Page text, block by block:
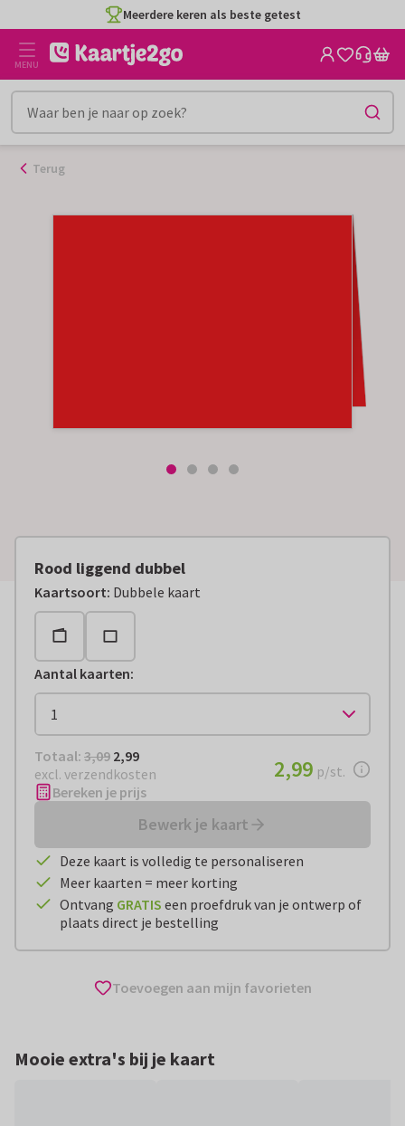
naar
inhoud
Meerdere keren als beste getest
MENU
Terug
Rood liggend dubbel
Kaartsoort: Dubbele kaart
Aantal kaarten:
Totaal: € 2,99
Totaal: 3,09 2,99
excl. verzendkosten
€ 2,99per stuk
2,99 p/st.
Bereken je prijs
Bewerk je kaart
Deze kaart is volledig te personaliseren
Meer kaarten = meer korting
Ontvang GRATIS een proefdruk van je ontwerp of
plaats direct je bestelling
Toevoegen aan mijn favorieten
Mooie extra's bij je kaart